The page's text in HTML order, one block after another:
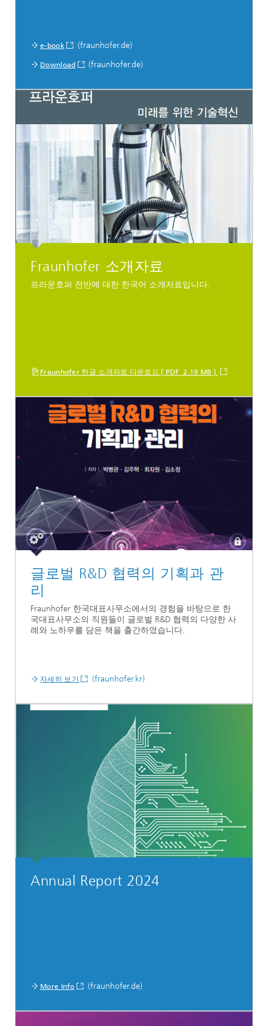
e-book (fraunhofer.de)
Download (fraunhofer.de)
Fraunhofer 소개자료
프라운호퍼 전반에 대한 한국어 소개자료입니다.
Fraunhofer 한글 소개자료 다운로드 [ PDF 2.19 MB ]
글로벌 R&D 협력의 기획과 관
리
Fraunhofer 한국대표사무소에서의 경험을 바탕으로 한
국대표사무소의 직원들이 글로벌 R&D 협력의 다양한 사
례와 노하우를 담은 책을 출간하였습니다.
자세히 보기 (fraunhofer.kr)
Annual Report 2024
More Info (fraunhofer.de)